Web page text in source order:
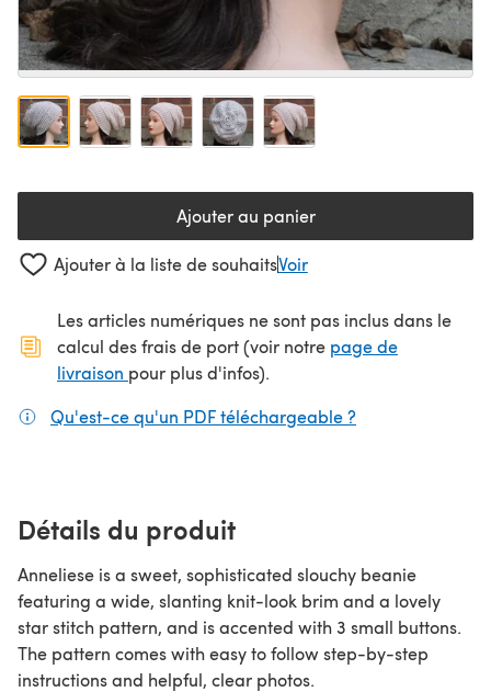
Ajouter au panier
Ajouter à la liste de souhaitsVoir
Les articles numériques ne sont pas inclus dans le
calcul des frais de port (voir notre page de
livraison (s'ouvre dans un nouvel onglet)
pour plus d'infos).
Qu'est-ce qu'un PDF téléchargeable ?
Détails du produit
Anneliese is a sweet, sophisticated slouchy beanie
featuring a wide, slanting knit-look brim and a lovely
star stitch pattern, and is accented with 3 small buttons.
The pattern comes with easy to follow step-by-step
instructions and helpful, clear photos.